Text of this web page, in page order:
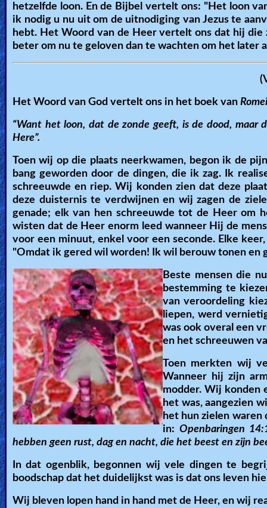
hetzelfde loon. En de Bijbel vertelt ons: "Het loon
ik nodig u nu uit om de uitnodiging van Jezus te
hebt. Het Woord van de Heer vertelt ons dat hij
beter om nu te geloven dan te wachten om het later
Het Woord van God vertelt ons in het boek van
“Want het loon, dat de zonde geeft, is de dood, maar
Here”.
Toen wij op die plaats neerkwamen, begon ik de
bang geworden door de dingen, die ik zag. Ik
schreeuwde en riep. Wij konden zien dat deze
deze duisternis te verdwijnen en wij zagen de
genade; elk van hen schreeuwde tot de Heer om
wisten dat de Heer enorm leed wanneer Hij de
voor een minuut, enkel voor een seconde. Elke
"Omdat ik gered wil worden! Ik wil berouw tonen en
Beste mensen die
bestemming te
van veroordeling
liepen, werd
was ook overal een
en het schreeuwen
Toen merkten wij
Wanneer hij zijn
modder. Wij konden
het was, aangezien
het hun zielen waren
in: Openbaringen
hebben geen rust, dag en nacht, die het beest en zijn
In dat ogenblik, begonnen wij vele dingen te
boodschap dat het duidelijkst was is dat ons leven
Wij bleven lopen hand in hand met de Heer, en wij